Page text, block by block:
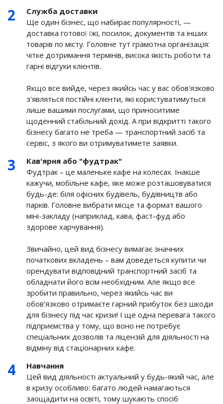
Служба доставки
Ще один бізнес, що набирає популярності, —
доставка готової їжі, посилок, документів та інших
товарів по місту. Головне тут грамотна організація:
чітке дотримання термінів, висока якість роботи та
гарні відгуки клієнтів.
Якщо все вийде, через якийсь час у вас обов'язково
з'являться постійні клієнти, які користуватимуться
лише вашими послугами, що приноситиме
щоденний стабільний дохід. А при відкритті такого
бізнесу багато не треба — транспортний засіб та
сервіс, з якого ви отримуватимете заявки.
Кав'ярня або "фудтрак"
Фудтрак – це маленьке кафе на колесах. Інакше
кажучи, мобільне кафе, яке може розташовуватися
будь-де: біля офісних будівель, будівництв або
парків. Головне вибрати місце та формат вашого
міні-закладу (наприклад, кава, фаст-фуд або
здорове харчування).
Звичайно, цей вид бізнесу вимагає значних
початкових вкладень – вам доведеться купити чи
орендувати відповідний транспортний засіб та
обладнати його всім необхідним. Але якщо все
зробити правильно, через якийсь час ви
обов'язково отримаєте гарний прибуток без шкоди
для бізнесу під час кризи! І ще одна перевага такого
підприємства у тому, що воно не потребує
спеціальних дозволів та ліцензій для діяльності на
відміну від стаціонарних кафе.
Навчання
Цей вид діяльності актуальний у будь-який час, але
в кризу особливо: багато людей намагаються
заощадити на освіті, тому шукають спосіб